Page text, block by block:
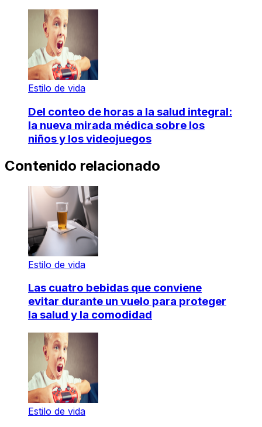
Estilo de vida
Del conteo de horas a la salud integral:
la nueva mirada médica sobre los
niños y los videojuegos
Contenido relacionado
Estilo de vida
Las cuatro bebidas que conviene
evitar durante un vuelo para proteger
la salud y la comodidad
Estilo de vida